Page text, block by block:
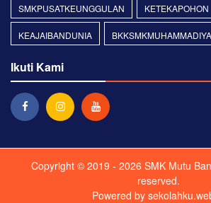
SMKPUSATKEUNGGULAN KETEKAPOHON
KEAJAIBANDUNIA
Ikuti Kami
Copyright © 2019 - 2026 SMK Mutu
reserved.
Powered by